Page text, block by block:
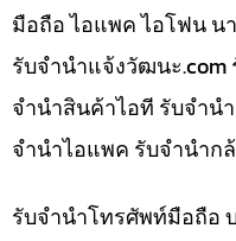
มือถือ ไอแพค ไอโฟน น
รับจํานําแจ้งวัฒนะ.com
จำนำสินค้าไอที รับจำน
จำนำไอแพค รับจำนำก
รับจำนำโทรศัพท์มือถือ